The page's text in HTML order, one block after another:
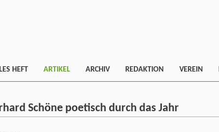
HEFT ARTIKEL ARCHIV REDAKTION VEREIN
Schöne poetisch durch das Jahr